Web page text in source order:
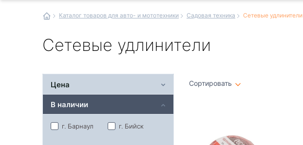
Каталог товаров для авто- и мототехники Садовая техника Сетевые удлинители
Сетевые удлинители
Сортировать
Цена
В наличии
г. Барнаул г. Бийск